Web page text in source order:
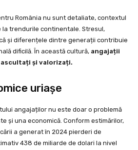
România nu sunt detaliate, contextul
la trendurile continentale. Stresul,
și diferențele dintre generații contribuie
dificilă. În această cultură, angajații
și valorizați.
uriașe
angajaților nu este doar o problemă
și una economică. Conform estimărilor,
a generat în 2024 pierderi de
438 de miliarde de dolari la nivel